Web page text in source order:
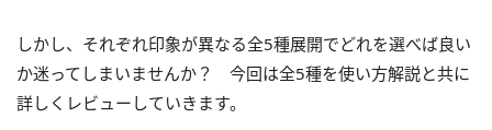
しかし、それぞれ印象が異なる全5種展開でどれを選べば良い
か迷ってしまいませんか？ 今回は全5種を使い方解説と共に
詳しくレビューしていきます。